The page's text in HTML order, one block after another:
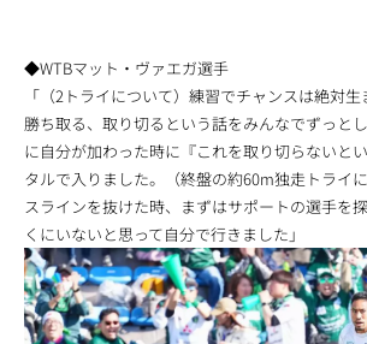
◆WTBマット・ヴァエガ選手
「（2トライについて）練習でチャンスは絶対
勝ち取る、取り切るという話をみんなでずっと
に自分が加わった時に『これを取り切らないと
タルで入りました。（終盤の約60m独走トライ
スラインを抜けた時、まずはサポートの選手を
くにいないと思って自分で行きました」